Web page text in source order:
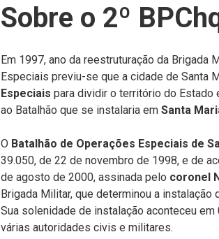
Sobre o 2º
Em 1997, ano da reestruturação da
Especiais previu-se que a cidade de Santa
Especiais para dividir o território do Estado
ao Batalhão que se instalaria em Santa
O Batalhão de Operações Especiais de
39.050, de 22 de novembro de 1998, e de
de agosto de 2000, assinada pelo coronel
Brigada Militar, que determinou a instalação
Sua solenidade de instalação aconteceu
várias autoridades civis e militares.